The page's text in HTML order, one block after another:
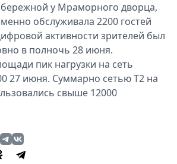
у Мраморного дворца,
обслуживала 2200 гостей
активности зрителей был
в полночь 28 июня.
пик нагрузки на сеть
27 июня. Суммарно сетью T2 на
свыше 12000